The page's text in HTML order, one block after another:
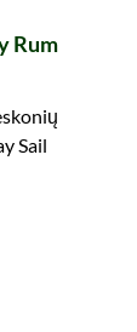
Rum
Sail